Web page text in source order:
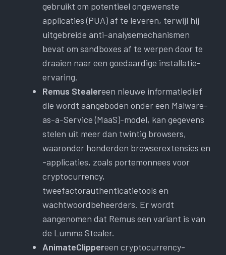
gebruikt om potentieel ongewenste
applicaties (PUA) af te leveren, terwijl hij
uitgebreide anti-analysemechanismen
bevat om sandboxes af te werpen door te
draaien naar een goedaardige installatie-
ervaring.
Remus Stealereen nieuwe informatiedief
die wordt aangeboden onder een Malware-
as-a-Service (MaaS)-model, kan gegevens
stelen uit meer dan twintig browsers,
waaronder honderden browserextensies en
-applicaties, zoals portemonnees voor
cryptocurrency,
tweefactorauthenticatietools en
wachtwoordbeheerders. Er wordt
aangenomen dat Remus een variant is van
de Lumma Stealer.
AnimateClippereen cryptocurrency-